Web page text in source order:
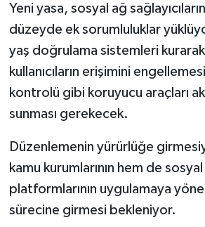
Yeni yasa, sosyal ağ
düzeyde ek sorumluluklar
yaş doğrulama sistemleri kurarak
kullanıcıların erişimini
kontrolü gibi koruyucu araçları
sunması gerekecek.
Düzenlemenin yürürlüğe
kamu kurumlarının hem de
platformlarının uygulamaya
sürecine girmesi bekleniyor.